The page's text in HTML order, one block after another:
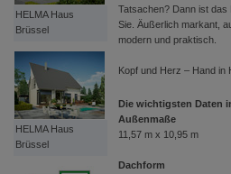
HELMA Haus
Brüssel
HELMA Haus
Brüssel
Tatsachen? Dann ist das
Sie. Äußerlich markant,
modern und praktisch.
Kopf und Herz – Hand in
Die wichtigsten Daten
Außenmaße
11,57 m x 10,95 m
Dachform